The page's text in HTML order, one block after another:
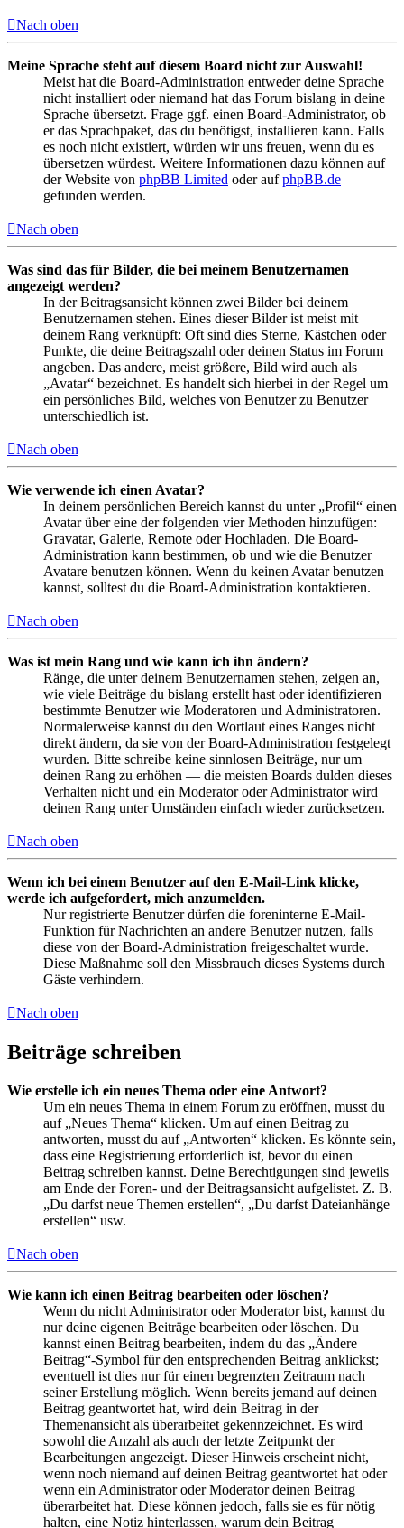
Nach oben
Meine Sprache steht auf diesem Board nicht zur Auswahl!
Meist hat die Board-Administration entweder deine Sprache
nicht installiert oder niemand hat das Forum bislang in deine
Sprache übersetzt. Frage ggf. einen Board-Administrator, ob
er das Sprachpaket, das du benötigst, installieren kann. Falls
es noch nicht existiert, würden wir uns freuen, wenn du es
übersetzen würdest. Weitere Informationen dazu können auf
der Website von phpBB Limited oder aufphpBB.de
gefunden werden.
Nach oben
Was sind das für Bilder, die bei meinem Benutzernamen
angezeigt werden?
In der Beitragsansicht können zwei Bilder bei deinem
Benutzernamen stehen. Eines dieser Bilder ist meist mit
deinem Rang verknüpft: Oft sind dies Sterne, Kästchen oder
Punkte, die deine Beitragszahl oder deinen Status im Forum
angeben. Das andere, meist größere, Bild wird auch als
„Avatar“ bezeichnet. Es handelt sich hierbei in der Regel um
ein persönliches Bild, welches von Benutzer zu Benutzer
unterschiedlich ist.
Nach oben
Wie verwende ich einen Avatar?
In deinem persönlichen Bereich kannst du unter „Profil“ einen
Avatar über eine der folgenden vier Methoden hinzufügen:
Gravatar, Galerie, Remote oder Hochladen. Die Board-
Administration kann bestimmen, ob und wie die Benutzer
Avatare benutzen können. Wenn du keinen Avatar benutzen
kannst, solltest du die Board-Administration kontaktieren.
Nach oben
Was ist mein Rang und wie kann ich ihn ändern?
Ränge, die unter deinem Benutzernamen stehen, zeigen an,
wie viele Beiträge du bislang erstellt hast oder identifizieren
bestimmte Benutzer wie Moderatoren und Administratoren.
Normalerweise kannst du den Wortlaut eines Ranges nicht
direkt ändern, da sie von der Board-Administration festgelegt
wurden. Bitte schreibe keine sinnlosen Beiträge, nur um
deinen Rang zu erhöhen — die meisten Boards dulden dieses
Verhalten nicht und ein Moderator oder Administrator wird
deinen Rang unter Umständen einfach wieder zurücksetzen.
Nach oben
Wenn ich bei einem Benutzer auf den E-Mail-Link klicke,
werde ich aufgefordert, mich anzumelden.
Nur registrierte Benutzer dürfen die foreninterne E-Mail-
Funktion für Nachrichten an andere Benutzer nutzen, falls
diese von der Board-Administration freigeschaltet wurde.
Diese Maßnahme soll den Missbrauch dieses Systems durch
Gäste verhindern.
Nach oben
Beiträge schreiben
Wie erstelle ich ein neues Thema oder eine Antwort?
Um ein neues Thema in einem Forum zu eröffnen, musst du
auf „Neues Thema“ klicken. Um auf einen Beitrag zu
antworten, musst du auf „Antworten“ klicken. Es könnte sein,
dass eine Registrierung erforderlich ist, bevor du einen
Beitrag schreiben kannst. Deine Berechtigungen sind jeweils
am Ende der Foren- und der Beitragsansicht aufgelistet. Z. B.
„Du darfst neue Themen erstellen“, „Du darfst Dateianhänge
erstellen“ usw.
Nach oben
Wie kann ich einen Beitrag bearbeiten oder löschen?
Wenn du nicht Administrator oder Moderator bist, kannst du
nur deine eigenen Beiträge bearbeiten oder löschen. Du
kannst einen Beitrag bearbeiten, indem du das „Ändere
Beitrag“-Symbol für den entsprechenden Beitrag anklickst;
eventuell ist dies nur für einen begrenzten Zeitraum nach
seiner Erstellung möglich. Wenn bereits jemand auf deinen
Beitrag geantwortet hat, wird dein Beitrag in der
Themenansicht als überarbeitet gekennzeichnet. Es wird
sowohl die Anzahl als auch der letzte Zeitpunkt der
Bearbeitungen angezeigt. Dieser Hinweis erscheint nicht,
wenn noch niemand auf deinen Beitrag geantwortet hat oder
wenn ein Administrator oder Moderator deinen Beitrag
überarbeitet hat. Diese können jedoch, falls sie es für nötig
halten, eine Notiz hinterlassen, warum dein Beitrag